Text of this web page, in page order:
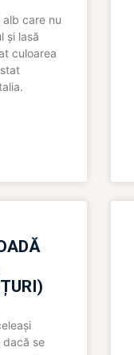
care nu
și lasă
culoarea
dacă se